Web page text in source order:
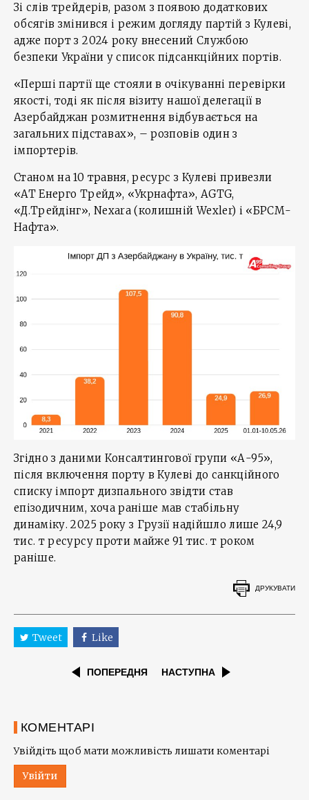
Зі слів трейдерів, разом з появою додаткових
обсягів змінився і режим догляду партій з Кулеві,
адже порт з 2024 року внесений Службою
безпеки України у список підсанкційних портів.
«Перші партії ще стояли в очікуванні перевірки
якості, тоді як після візиту нашої делегації в
Азербайджан розмитнення відбувається на
загальних підставах», – розповів один з
імпортерів.
Станом на 10 травня, ресурс з Кулеві привезли
«АТ Енерго Трейд», «Укрнафта», AGTG,
«Д.Трейдінг», Nexara (колишній Wexler) і «БРСМ-
Нафта».
Згідно з даними Консалтингової групи «А-95»,
після включення порту в Кулеві до санкційного
списку імпорт дизпального звідти став
епізодичним, хоча раніше мав стабільну
динаміку. 2025 року з Грузії надійшло лише 24,9
тис. т ресурсу проти майже 91 тис. т роком
раніше.
ДРУКУВАТИ
Tweet Like
ПОПЕРЕДНЯ НАСТУПНА
КОМЕНТАРІ
Увійдіть щоб мати можливість лишати коментарі
Увійти